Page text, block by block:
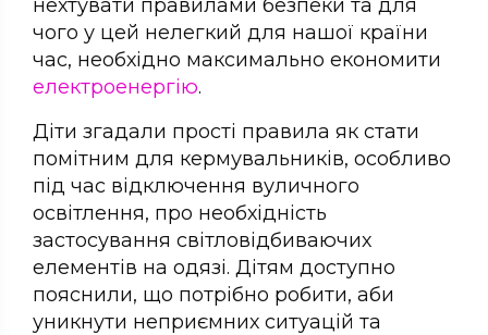
нехтувати правилами безпеки та для
чого у цей нелегкий для нашої країни
час, необхідно максимально економити
електроенергію.
Діти згадали прості правила як стати
помітним для кермувальників, особливо
під час відключення вуличного
освітлення, про необхідність
застосування світловідбиваючих
елементів на одязі. Дітям доступно
пояснили, що потрібно робити, аби
уникнути неприємних ситуацій та